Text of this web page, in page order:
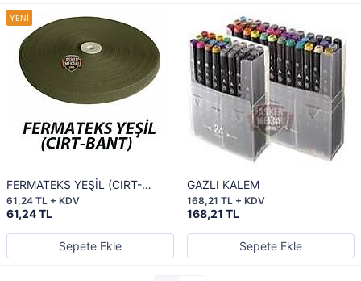
FERMATEKS YEŞİL (CIRT-
BANT) 3 cm
61,24 TL
61,24 TL + KDV
Sepete Ekle
GAZLI KALEM
168,21 TL
168,21 TL + KDV
Sepete Ekle